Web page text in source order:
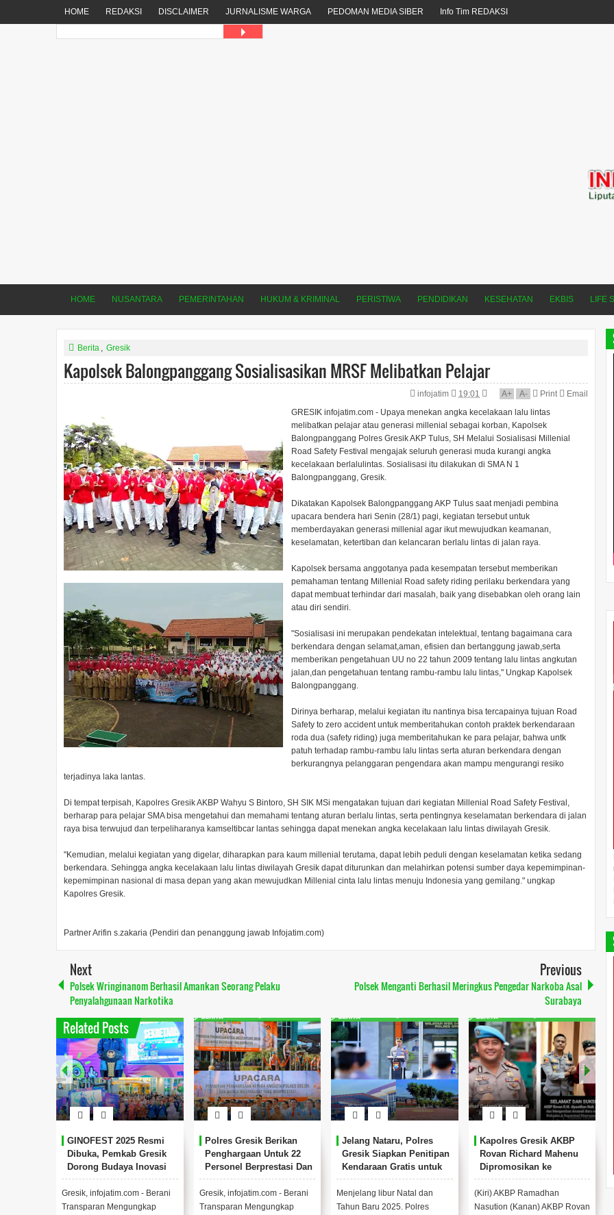
HOME REDAKSI DISCLAIMER JURNALISME WARGA PEDOMAN MEDIA SIBER Info Tim REDAKSI
HOME NUSANTARA PEMERINTAHAN HUKUM & KRIMINAL PERISTIWA PENDIDIKAN KESEHATAN EKBIS LIFE
Berita , Gresik
Kapolsek Balongpanggang Sosialisasikan MRSF Melibatkan Pelajar
infojatim 19:01 A+ A- Print
Email
GRESIK infojatim.com - Upaya menekan angka kecelakaan lalu lintas
melibatkan pelajar atau generasi millenial sebagai korban, Kapolsek
Balongpanggang Polres Gresik AKP Tulus, SH Melalui Sosialisasi Millenial
Road Safety Festival mengajak seluruh generasi muda kurangi angka
kecelakaan berlalulintas. Sosialisasi itu dilakukan di SMA N 1
Balongpanggang, Gresik.
Dikatakan Kapolsek Balongpanggang AKP Tulus saat menjadi pembina
upacara bendera hari Senin (28/1) pagi, kegiatan tersebut untuk
memberdayakan generasi millenial agar ikut mewujudkan keamanan,
keselamatan, ketertiban dan kelancaran berlalu lintas di jalan raya.
Kapolsek bersama anggotanya pada kesempatan tersebut memberikan
pemahaman tentang Millenial Road safety riding perilaku berkendara yang
dapat membuat terhindar dari masalah, baik yang disebabkan oleh orang lain
atau diri sendiri.
"Sosialisasi ini merupakan pendekatan intelektual, tentang bagaimana cara
berkendara dengan selamat,aman, efisien dan bertanggung jawab,serta
memberikan pengetahuan UU no 22 tahun 2009 tentang lalu lintas angkutan
jalan,dan pengetahuan tentang rambu-rambu lalu lintas," Ungkap Kapolsek
Balongpanggang.
Dirinya berharap, melalui kegiatan itu nantinya bisa tercapainya tujuan Road
Safety to zero accident untuk memberitahukan contoh praktek berkendaraan
roda dua (safety riding) juga memberitahukan ke para pelajar, bahwa untk
patuh terhadap rambu-rambu lalu lintas serta aturan berkendara dengan
berkurangnya pelanggaran pengendara akan mampu mengurangi resiko
terjadinya laka lantas.
Di tempat terpisah, Kapolres Gresik AKBP Wahyu S Bintoro, SH SIK MSi mengatakan tujuan dari kegiatan Millenial Road Safety Festival,
berharap para pelajar SMA bisa mengetahui dan memahami tentang aturan berlalu lintas, serta pentingnya keselamatan berkendara di jalan
raya bisa terwujud dan terpeliharanya kamseltibcar lantas sehingga dapat menekan angka kecelakaan lalu lintas diwilayah Gresik.
"Kemudian, melalui kegiatan yang digelar, diharapkan para kaum millenial terutama, dapat lebih peduli dengan keselamatan ketika sedang
berkendara. Sehingga angka kecelakaan lalu lintas diwilayah Gresik dapat diturunkan dan melahirkan potensi sumber daya kepemimpinan-
kepemimpinan nasional di masa depan yang akan mewujudkan Millenial cinta lalu lintas menuju Indonesia yang gemilang." ungkap
Kapolres Gresik.
Partner Arifin s.zakaria (Pendiri dan penanggung jawab Infojatim.com)
Next
Polsek Wringinanom Berhasil Amankan Seorang Pelaku
Penyalahgunaan Narkotika
Previous
Polsek Menganti Berhasil Meringkus Pengedar Narkoba Asal
Surabaya
Related Posts
GINOFEST 2025 Resmi
Dibuka, Pemkab Gresik
Dorong Budaya Inovasi
Di Tengah Keterbatasan
Anggaran.
Gresik, infojatim.com - Berani
Transparan Mengungkap
Polres Gresik Berikan
Penghargaan Untuk 22
Personel Berprestasi Dan
15 Tokoh Masyarakat
Gresik, infojatim.com - Berani
Transparan Mengungkap
Jelang Nataru, Polres
Gresik Siapkan Penitipan
Kendaraan Gratis untuk
Warga
Menjelang libur Natal dan
Tahun Baru 2025. Polres
Kapolres Gresik AKBP
Rovan Richard Mahenu
Dipromosikan ke
Divpropam Mabes Polri
(Kiri) AKBP Ramadhan
Nasution (Kanan) AKBP Rovan